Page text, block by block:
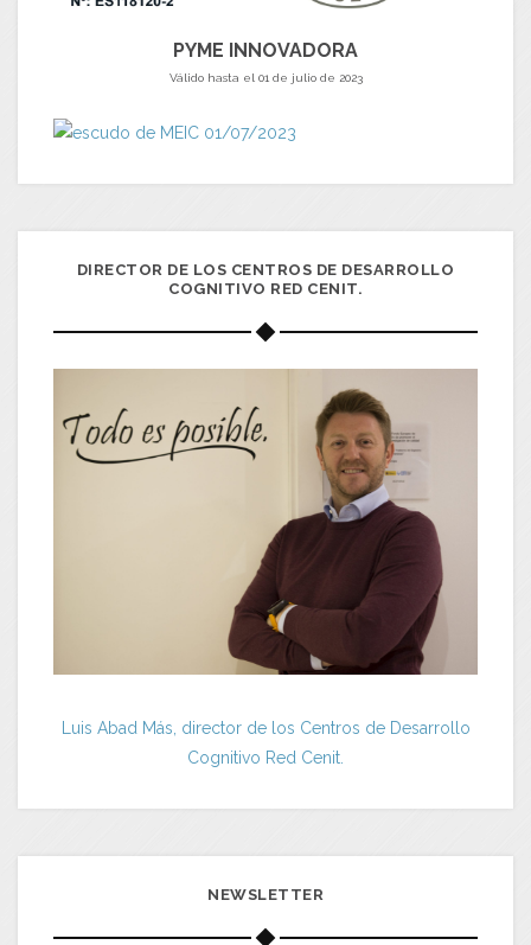
PYME INNOVADORA
Válido hasta el 01 de julio de 2023
DIRECTOR DE LOS CENTROS DE DESARROLLO
COGNITIVO RED CENIT.
Luis Abad Más, director de los Centros de Desarrollo
Cognitivo Red Cenit.
NEWSLETTER